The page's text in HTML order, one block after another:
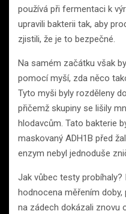
používá při fermentaci k
upravili bakterii tak, aby
zjistili, že je to bezpečné.
Na samém začátku však
pomocí myší, zda něco
Tyto myši byly rozděleny
přičemž skupiny se lišily
hlodavcům. Tato bakterie
maskovaný ADH1B před
enzym nebyl jednoduše
Jak vůbec testy
hodnocena měřením
na zádech dokázali znovu